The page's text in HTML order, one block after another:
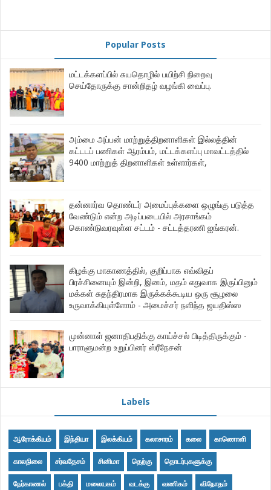
Popular Posts
மட்டக்களப்பில் சுயதொழில் பயிற்சி நிறைவு
செய்தோருக்கு சான்றிதழ் வழங்கி வைப்பு.
அம்மை அப்பன் மாற்றுத்திறனாளிகள் இல்லத்தின்
கட்டடப் பணிகள் ஆரம்பம், மட்டக்களப்பு மாவட்டத்தில்
9400 மாற்றுத் திறனாளிகள் உள்ளார்கள்,
தன்னார்வ தொண்டர் அமைப்புக்களை ஒழுங்கு படுத்த
வேண்டும் என்ற அடிப்படையில் அரசாங்கம்
கொண்டுவரவுள்ள சட்டம் - சட்டத்தரணி ஐங்கரன்.
கிழக்கு மாகாணத்தில், குறிப்பாக எவ்விதப்
பிரச்சினையும் இன்றி, இனம், மதம் எதுவாக இருப்பினும்
மக்கள் சுதந்திரமாக இருக்கக்கூடிய ஒரு சூழலை
உருவாக்கியுள்ளோம் - அமைச்சர் நளிந்த ஜயதிஸ்ஸ
முன்னாள் ஜனாதிபதிக்கு காய்ச்சல் பிடித்திருக்கும் -
பாராளுமன்ற உறுப்பினர் ஸ்ரீநேசன்
Labels
ஆரோக்கியம் இந்தியா இலக்கியம் கலாசாரம் கலை காணொளி
காலநிலை சர்வதேசம் சினிமா தெற்கு தொடர்புகளுக்கு
நேர்காணல் பக்தி மலையகம் வடக்கு வணிகம் விநோதம்